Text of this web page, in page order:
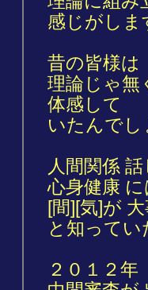
感じがしま
昔の皆様は
理論じゃ無
体感して
いたんでし
人間関係 話
心身健康 に
[間][気]が
と知って
２０１２年